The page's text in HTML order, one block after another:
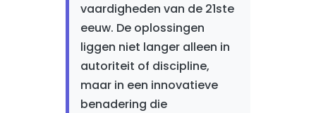
vaardigheden van de 21ste
eeuw. De oplossingen
liggen niet langer alleen in
autoriteit of discipline,
maar in een innovatieve
benadering die